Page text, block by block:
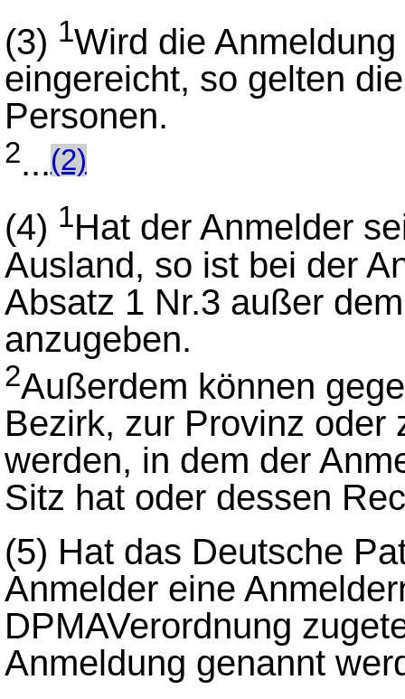
(3) 1Wird die
eingereicht, so gelten
Personen.
2...(2)
(4) 1Hat der Anmelder
Ausland, so ist bei der
Absatz 1 Nr.3 außer
anzugeben.
2Außerdem können
Bezirk, zur Provinz oder
werden, in dem der
Sitz hat oder dessen
(5) Hat das Deutsche
Anmelder eine
DPMAVerordnung
Anmeldung genannt